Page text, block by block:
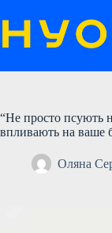
до
вмісту
“Не просто псують
впливають на ваше
Оляна